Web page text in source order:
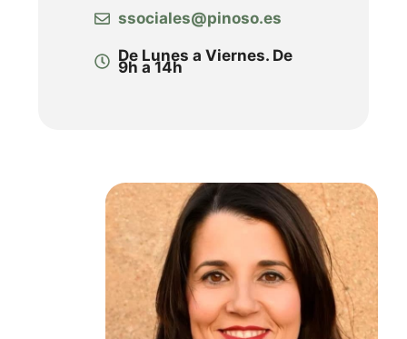
ssociales@pinoso.es
De Lunes a Viernes. De
9h a 14h